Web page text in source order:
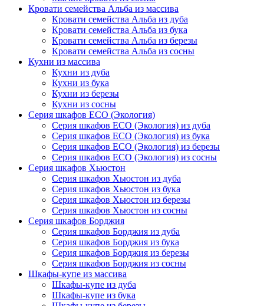
Кровати семейства Альба из массива
Кровати семейства Альба из дуба
Кровати семейства Альба из бука
Кровати семейства Альба из березы
Кровати семейства Альба из сосны
Кухни из массива
Кухни из дуба
Кухни из бука
Кухни из березы
Кухни из сосны
Серия шкафов ECO (Экология)
Серия шкафов ECO (Экология) из дуба
Серия шкафов ECO (Экология) из бука
Серия шкафов ECO (Экология) из березы
Серия шкафов ECO (Экология) из сосны
Серия шкафов Хьюстон
Серия шкафов Хьюстон из дуба
Серия шкафов Хьюстон из бука
Серия шкафов Хьюстон из березы
Серия шкафов Хьюстон из сосны
Серия шкафов Борджия
Серия шкафов Борджия из дуба
Серия шкафов Борджия из бука
Серия шкафов Борджия из березы
Серия шкафов Борджия из сосны
Шкафы-купе из массива
Шкафы-купе из дуба
Шкафы-купе из бука